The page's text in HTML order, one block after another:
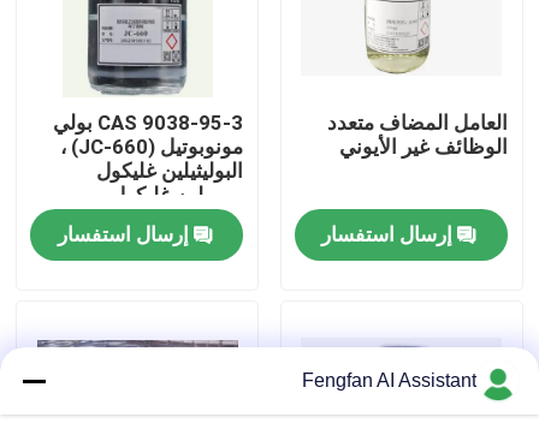
جولة في المصنع
ضبط الجودة
اطلب عرض أسعار
كيماويات طلاء الزنك
العامل المضاف متعدد
الوظائف غير الأيوني
إرسال استفسار
CAS 9038-95-3 بولي
مونوبوتيل (JC-660) ،
البوليثيلين غليكول
بروبيلين غليكول
إرسال استفسار
Fengfan AI Assistant